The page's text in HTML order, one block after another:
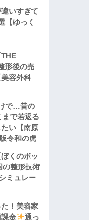
違いすぎて
【ゆっく
形後の売
美容外科
で…昔の
まで若返る
い【南原
令和の虎
くのボッ
の整形技術
ミュレー
た！美容家
課金
通っ